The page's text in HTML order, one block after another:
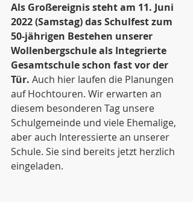
Als Großereignis steht am 11. Juni
2022 (Samstag) das Schulfest zum
50-jährigen Bestehen unserer
Wollenbergschule als Integrierte
Gesamtschule schon fast vor der
Tür. Auch hier laufen die Planungen
auf Hochtouren. Wir erwarten an
diesem besonderen Tag unsere
Schulgemeinde und viele Ehemalige,
aber auch Interessierte an unserer
Schule. Sie sind bereits jetzt herzlich
eingeladen.